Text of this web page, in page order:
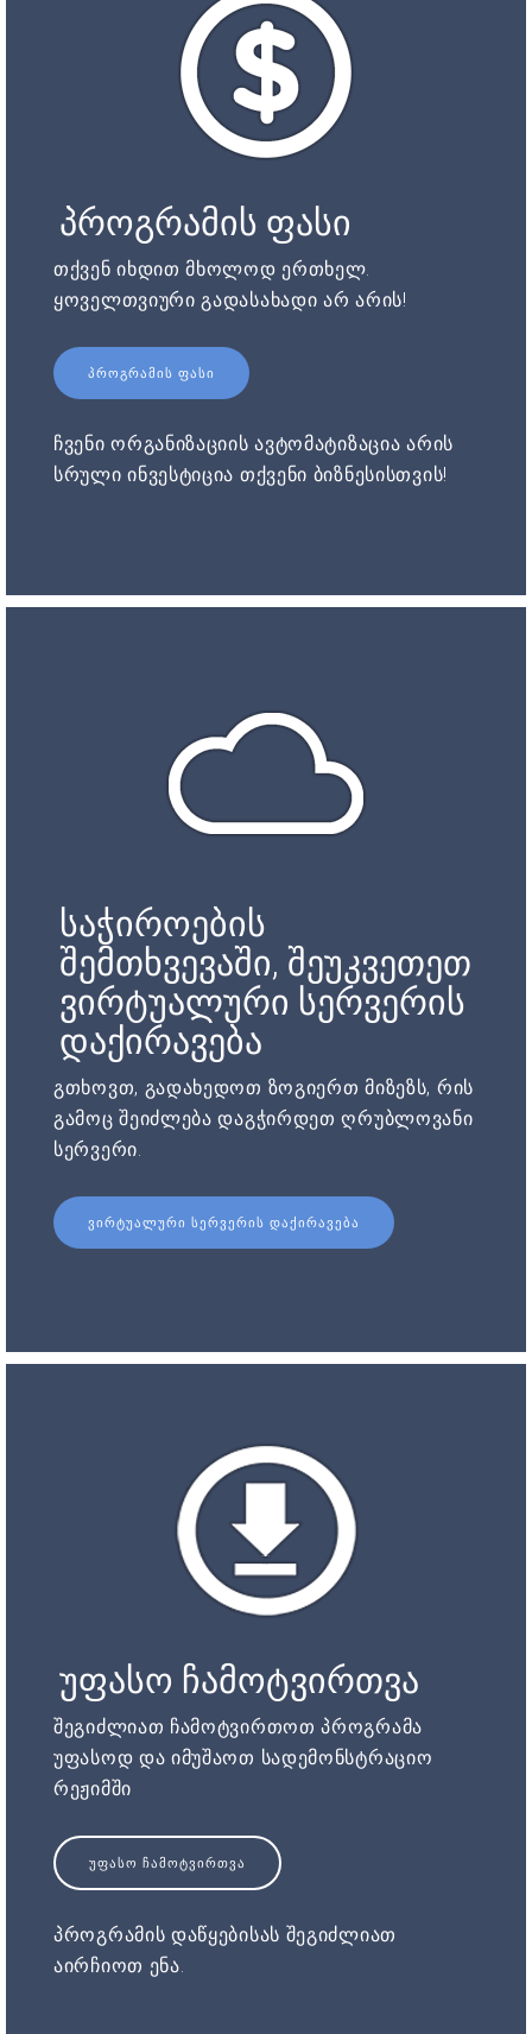
პროგრამის ფასი
თქვენ იხდით მხოლოდ ერთხელ.
ყოველთვიური გადასახადი არ არის!
ᲞᲠᲝᲒᲠᲐᲛᲘᲡ ᲤᲐᲡᲘ
ჩვენი ორგანიზაციის ავტომატიზაცია არის
სრული ინვესტიცია თქვენი ბიზნესისთვის!
საჭიროების
შემთხვევაში, შეუკვეთეთ
ვირტუალური სერვერის
დაქირავება
გთხოვთ, გადახედოთ ზოგიერთ მიზეზს, რის
გამოც შეიძლება დაგჭირდეთ ღრუბლოვანი
სერვერი.
ᲕᲘᲠᲢᲣᲐᲚᲣᲠᲘ ᲡᲔᲠᲕᲔᲠᲘᲡ ᲓᲐᲥᲘᲠᲐᲕᲔᲑᲐ
უფასო ჩამოტვირთვა
შეგიძლიათ ჩამოტვირთოთ პროგრამა
უფასოდ და იმუშაოთ სადემონსტრაციო
რეჟიმში
ᲣᲤᲐᲡᲝ ᲩᲐᲛᲝᲢᲕᲘᲠᲗᲕᲐ
პროგრამის დაწყებისას შეგიძლიათ
აირჩიოთ ენა.